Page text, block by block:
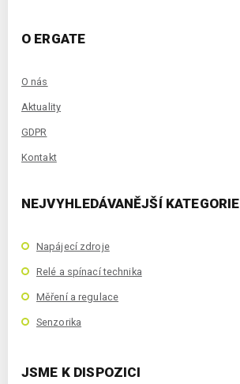
O ERGATE
O nás
Aktuality
GDPR
Kontakt
NEJVYHLEDÁVANĚJŠÍ KATEGORIE
Napájecí zdroje
Relé a spínací technika
Měření a regulace
Senzorika
JSME K DISPOZICI